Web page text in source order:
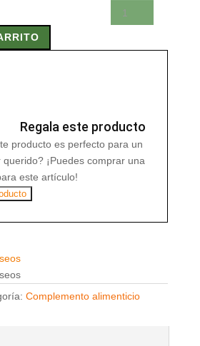
Regala este producto
producto es perfecto para un
¡Puedes comprar una
este artículo!
Complemento alimenticio